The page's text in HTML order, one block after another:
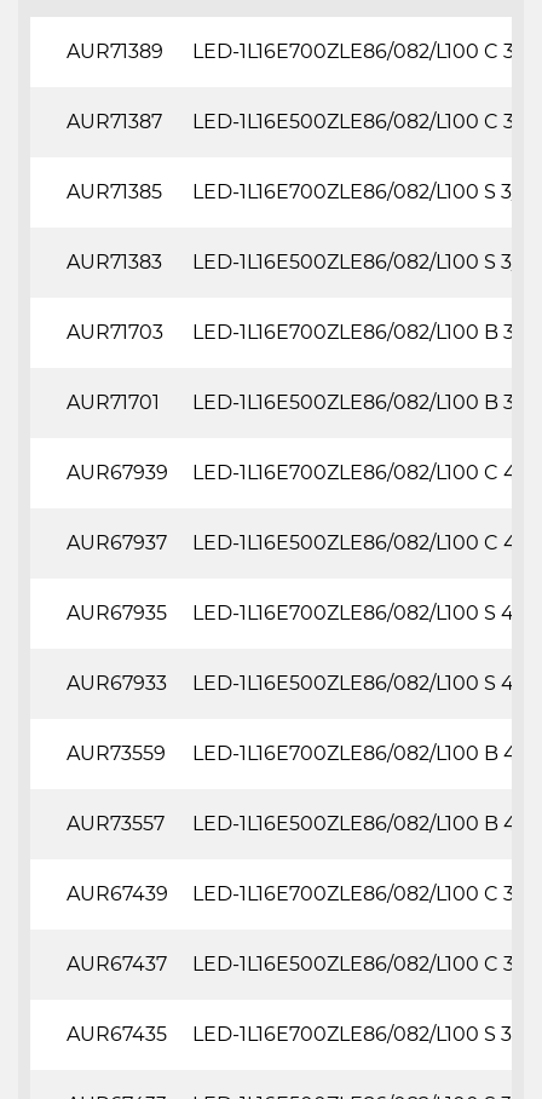
AUR71389 LED-1L16E700ZLE86/082/L100 C 3/
AUR71387 LED-1L16E500ZLE86/082/L100 C 3/
AUR71385 LED-1L16E700ZLE86/082/L100 S 3/
AUR71383 LED-1L16E500ZLE86/082/L100 S 3/
AUR71703 LED-1L16E700ZLE86/082/L100 B 3/
AUR71701 LED-1L16E500ZLE86/082/L100 B 3/
AUR67939 LED-1L16E700ZLE86/082/L100 C 4K#
AUR67937 LED-1L16E500ZLE86/082/L100 C 4K#
AUR67935 LED-1L16E700ZLE86/082/L100 S 4K#
AUR67933 LED-1L16E500ZLE86/082/L100 S 4K#
AUR73559 LED-1L16E700ZLE86/082/L100 B 4K#
AUR73557 LED-1L16E500ZLE86/082/L100 B 4K#
AUR67439 LED-1L16E700ZLE86/082/L100 C 3K#
AUR67437 LED-1L16E500ZLE86/082/L100 C 3K#
AUR67435 LED-1L16E700ZLE86/082/L100 S 3K#